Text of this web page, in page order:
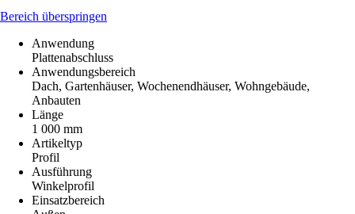
Bereich überspringen
Anwendung
Plattenabschluss
Anwendungsbereich
Dach, Gartenhäuser, Wochenendhäuser, Wohngebäude,
Anbauten
Länge
1 000 mm
Artikeltyp
Profil
Ausführung
Winkelprofil
Einsatzbereich